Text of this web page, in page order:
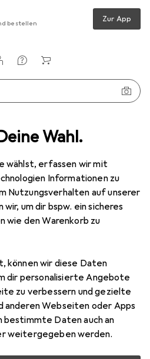
Wahl.
wählst, erfassen wir mit
Informationen zu
Nutzungsverhalten auf unserer
um dir bspw. ein sicheres
wie den Warenkorb zu
können wir diese Daten
dir personalisierte Angebote
zu verbessern und gezielte
anderen Webseiten oder Apps
bestimmte Daten auch an
weitergegeben werden.
bestellen Zur App